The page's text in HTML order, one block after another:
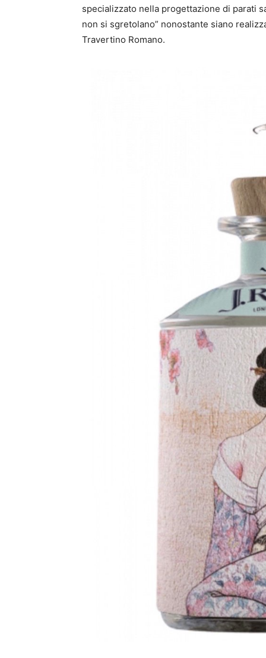
specializzato nella progettazione di parati
non si sgretolano” nonostante siano
Travertino Romano.